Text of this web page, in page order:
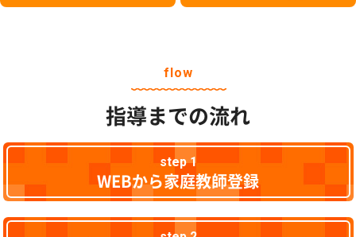
flow
指導までの流れ
step 1
WEBから家庭教師登録